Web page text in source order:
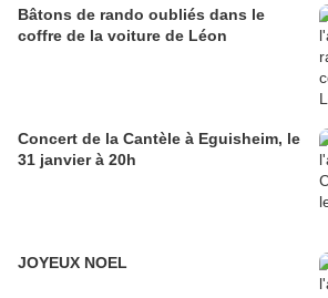
Bâtons de rando oubliés dans le
coffre de la voiture de Léon
Concert de la Cantèle à Eguisheim, le
31 janvier à 20h
JOYEUX NOEL